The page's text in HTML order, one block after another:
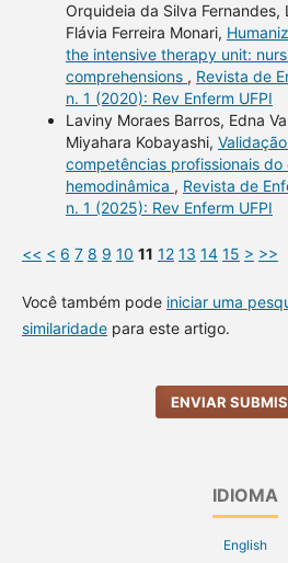
Orquideia da Silva Fernandes,
Flávia Ferreira Monari,
the intensive therapy unit:
comprehensions , Revista de
n. 1 (2020): Rev Enferm UFPI
Laviny Moraes Barros, Edna
Miyahara Kobayashi,
competências profissionais do
hemodinâmica , Revista de
n. 1 (2025): Rev Enferm UFPI
<< < 6 7 8 9 10 11 12 13 14 15 > >>
Você também pode iniciar uma
similaridadepara este artigo.
ENVIAR
IDIOMA
English